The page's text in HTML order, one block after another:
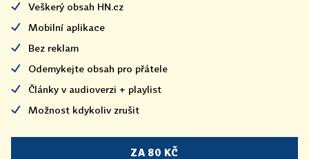
Veškerý obsah HN.cz
Mobilní aplikace
Bez reklam
Odemykejte obsah pro přátele
Články v audioverzi + playlist
Možnost kdykoliv zrušit
ZA 80 KČ